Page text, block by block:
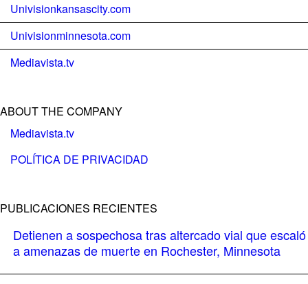
Univisionkansascity.com
Univisionminnesota.com
Mediavista.tv
ABOUT THE COMPANY
Mediavista.tv
POLÍTICA DE PRIVACIDAD
PUBLICACIONES RECIENTES
Detienen a sospechosa tras altercado vial que escaló
a amenazas de muerte en Rochester, Minnesota